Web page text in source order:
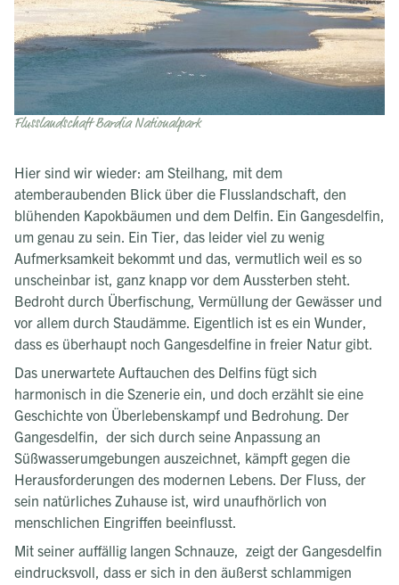
Flusslandschaft Bardia Nationalpark
Hier sind wir wieder: am Steilhang, mit dem
atemberaubenden Blick über die Flusslandschaft, den
blühenden Kapokbäumen und dem Delfin. Ein Gangesdelfin,
um genau zu sein. Ein Tier, das leider viel zu wenig
Aufmerksamkeit bekommt und das, vermutlich weil es so
unscheinbar ist, ganz knapp vor dem Aussterben steht.
Bedroht durch Überfischung, Vermüllung der Gewässer und
vor allem durch Staudämme. Eigentlich ist es ein Wunder,
dass es überhaupt noch Gangesdelfine in freier Natur gibt.
Das unerwartete Auftauchen des Delfins fügt sich
harmonisch in die Szenerie ein, und doch erzählt sie eine
Geschichte von Überlebenskampf und Bedrohung. Der
Gangesdelfin, der sich durch seine Anpassung an
Süßwasserumgebungen auszeichnet, kämpft gegen die
Herausforderungen des modernen Lebens. Der Fluss, der
sein natürliches Zuhause ist, wird unaufhörlich von
menschlichen Eingriffen beeinflusst.
Mit seiner auffällig langen Schnauze, zeigt der Gangesdelfin
eindrucksvoll, dass er sich in den äußerst schlammigen